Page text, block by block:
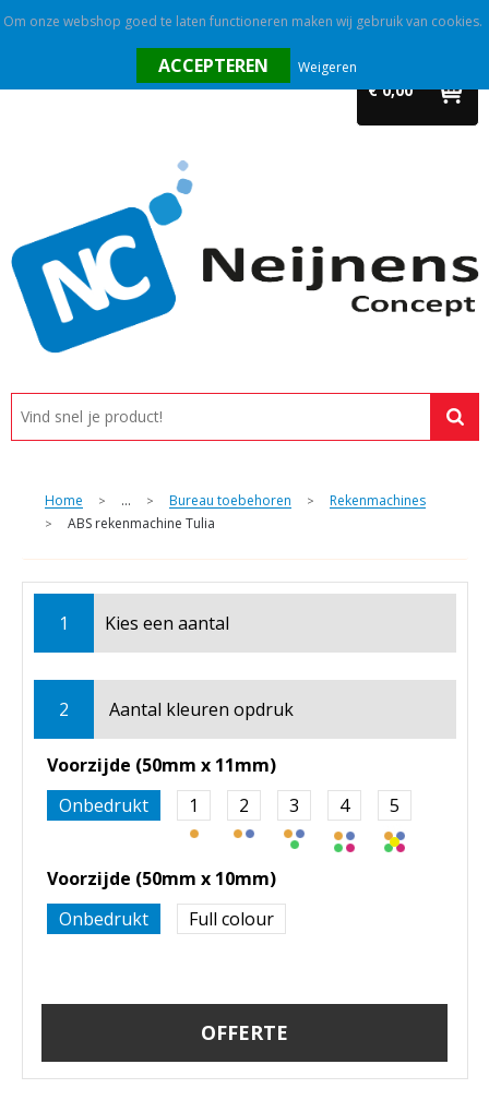
€ 0,00
Promotietextiel
Tassen
Alle categorieën
Custom made
Home > ... > Bureau toebehoren > Rekenmachines
> ABS rekenmachine Tulia
1 Kies een aantal
2 Aantal kleuren opdruk
Voorzijde (50mm x 11mm)
Onbedrukt
1 2 3 4 5
Voorzijde (50mm x 10mm)
Onbedrukt
Full colour
OFFERTE
Om onze webshop goed te laten functioneren maken wij gebruik van cookies.
Weigeren